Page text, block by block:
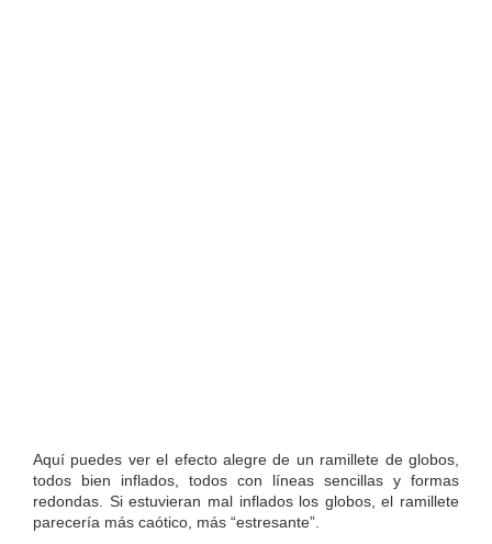
Aquí puedes ver el efecto alegre de un ramillete de globos,
todos bien inflados, todos con líneas sencillas y formas
redondas. Si estuvieran mal inflados los globos, el ramillete
parecería más caótico, más “estresante”.